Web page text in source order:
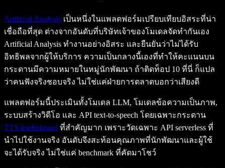
Artificial Analysis เป็นหนึ่งในแพลตฟอร์มเปรียบเทียบอิสระที่น่า
เชื่อถือที่สุด ต่างจากอันดับที่บริษัทเจ้าของโมเดลจัดทำกันเอง
Artificial Analysis ทำงานอย่างอิสระ และยืนยันว่าไม่ได้รับ
อิทธิพลจากผู้ให้บริการ ความเป็นกลางนี้เองที่ทำให้คะแนนบน
กระดานมีความหมายในหมู่นักพัฒนา ถ้าติดท็อป 10 ที่นี่ ก็แปล
ว่าคนฟังจริงชอบจริง ไม่ใช่แค่ฝ่ายการตลาดบอกว่าเสียงดี
แพลตฟอร์มนี้ประเมินทั้งโมเดล LLM, โมเดลข้อความเป็นภาพ,
ระบบสร้างวิดีโอ และ API text-to-speech โดยเฉพาะกระดาน
TTS leaderboard ที่สำคัญมาก เพราะวัดเฉพาะ API serverless ที่
นำไปใช้งานจริง อันดับจึงสะท้อนคุณภาพที่นักพัฒนาและผู้ใช้
จะได้รับจริง ไม่ใช่แค่ benchmark ที่คัดมาโชว์